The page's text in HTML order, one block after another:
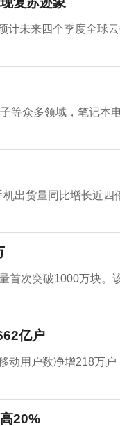
未来四个季度全球
等众多领域，笔记本
出货量同比增长近四
首次突破1000万块。
亿户
动用户数净增218万
20%